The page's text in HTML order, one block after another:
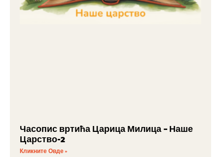
Часопис вртића Царица Милица – Наше
Царство-2
Кликните Овде »